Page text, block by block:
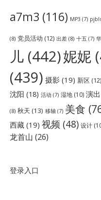
a7m3 (116) MP3 (7)
(8) 党员活动 (12) 出差 (8) 十五 (7)
儿 (442)妮妮
(439) 摄影 (19) 新区 (12)
沈阳 (18) 活动 (7) 湿地 (10) 演出
(8) 秋天 (13) 移轴 (7) 美食
西藏 (19) 视频 (48) 设计
龙首山 (26)
登录入口